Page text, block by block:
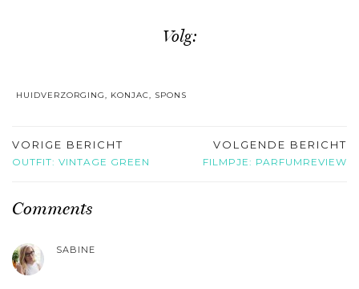
Volg:
HUIDVERZORGING, KONJAC, SPONS
VORIGE BERICHT
OUTFIT: VINTAGE GREEN
VOLGENDE BERICHT
FILMPJE: PARFUMREVIEW
Comments
SABINE